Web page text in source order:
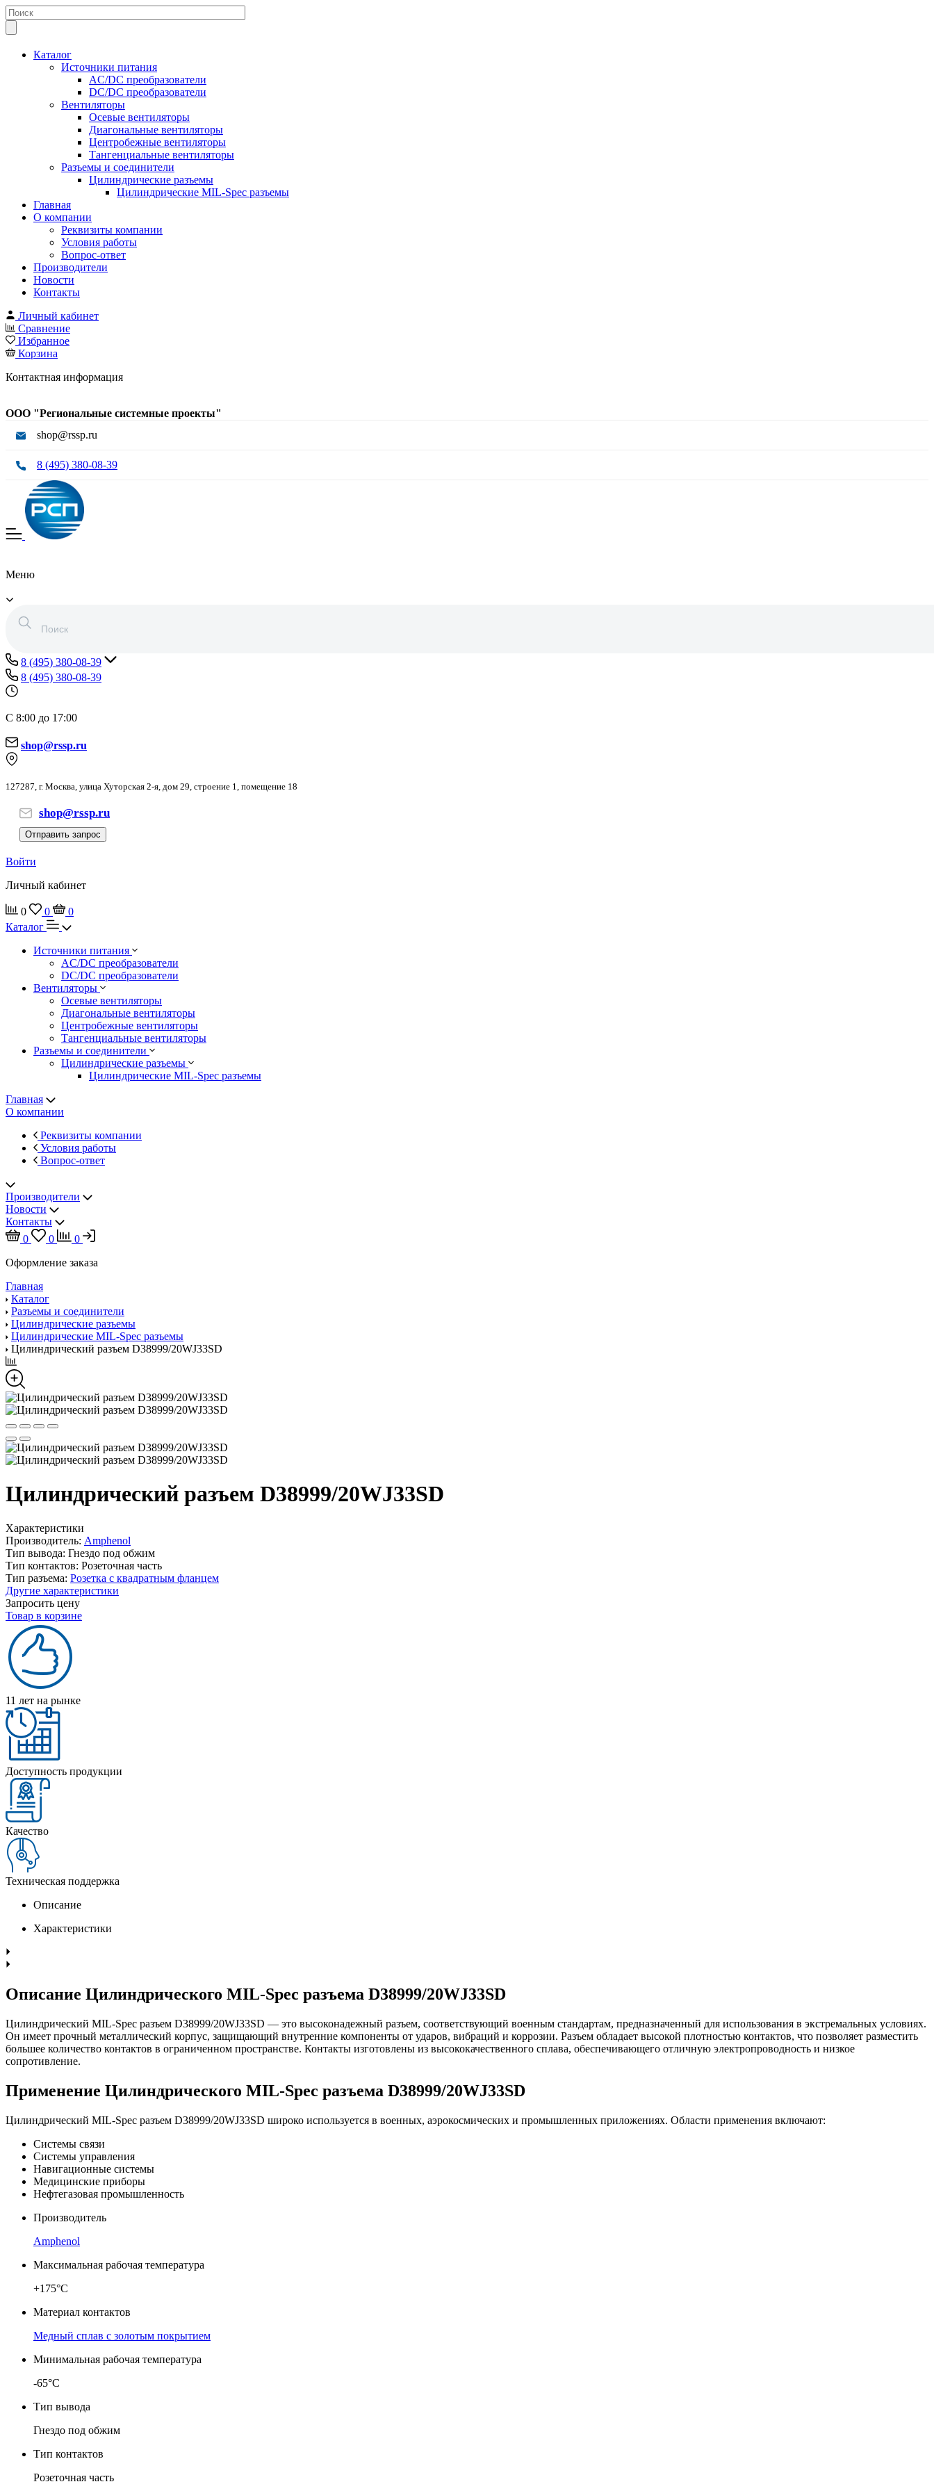
Каталог
Источники питания
AC/DC преобразователи
DC/DC преобразователи
Вентиляторы
Осевые вентиляторы
Диагональные вентиляторы
Центробежные вентиляторы
Тангенциальные вентиляторы
Разъемы и соединители
Цилиндрические разъемы
Цилиндрические MIL-Spec разъемы
Главная
О компании
Реквизиты компании
Условия работы
Вопрос-ответ
Производители
Новости
Контакты
Личный кабинет
Сравнение
Избранное
Корзина
Контактная информация
ООО "Региональные системные проекты"
shop@rssp.ru
8 (495) 380-08-39
Меню
8 (495) 380-08-39
8 (495) 380-08-39
С 8:00 до 17:00
shop@rssp.ru
127287, г. Москва, улица Хуторская 2-я, дом 29, строение 1, помещение 18
shop@rssp.ru
Отправить запрос
Войти
Личный кабинет
0 0
0
Каталог
Источники питания
AC/DC преобразователи
DC/DC преобразователи
Вентиляторы
Осевые вентиляторы
Диагональные вентиляторы
Центробежные вентиляторы
Тангенциальные вентиляторы
Разъемы и соединители
Цилиндрические разъемы
Цилиндрические MIL-Spec разъемы
Главная
О компании
Реквизиты компании
Условия работы
Вопрос-ответ
Производители
Новости
Контакты
0
0
0
Оформление заказа
Главная
Каталог
Разъемы и соединители
Цилиндрические разъемы
Цилиндрические MIL-Spec разъемы
Цилиндрический разъем D38999/20WJ33SD
Цилиндрический разъем D38999/20WJ33SD
Характеристики
Производитель: Amphenol
Тип вывода: Гнездо под обжим
Тип контактов: Розеточная часть
Тип разъема: Розетка с квадратным фланцем
Другие характеристики
Запросить цену
Товар в корзине
11 лет на рынке
Доступность продукции
Качество
Техническая поддержка
Описание
Характеристики
Описание Цилиндрического MIL-Spec разъема D38999/20WJ33SD
Цилиндрический MIL-Spec разъем D38999/20WJ33SD — это высоконадежный разъем, соответствующий военным стандартам, предназначенный для использования в экстремальных условиях.
Он имеет прочный металлический корпус, защищающий внутренние компоненты от ударов, вибраций и коррозии. Разъем обладает высокой плотностью контактов, что позволяет разместить
большее количество контактов в ограниченном пространстве. Контакты изготовлены из высококачественного сплава, обеспечивающего отличную электропроводность и низкое
сопротивление.
Применение Цилиндрического MIL-Spec разъема D38999/20WJ33SD
Цилиндрический MIL-Spec разъем D38999/20WJ33SD широко используется в военных, аэрокосмических и промышленных приложениях. Области применения включают:
Системы связи
Системы управления
Навигационные системы
Медицинские приборы
Нефтегазовая промышленность
Производитель
Amphenol
Максимальная рабочая температура
+175°C
Материал контактов
Медный сплав с золотым покрытием
Минимальная рабочая температура
-65°C
Тип вывода
Гнездо под обжим
Тип контактов
Розеточная часть